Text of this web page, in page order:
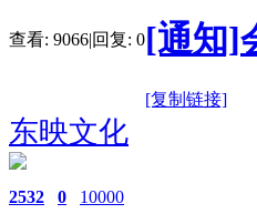
查看: 9066|回复: 0[通知]
[复制链接]
东映文化
2532 0 10000